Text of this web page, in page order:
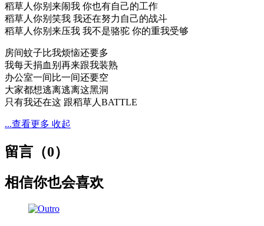
稻草人你别来闹我 你也有自己的工作
稻草人你别笑我 我还在努力自己的战斗
稻草人你别来压我 我不是骆驼 你的重我受够
房间蚊子比我烦恼还要多
我每天捐血别再来跟我装熟
办公室一间比一间还要空
大家都想逃离逃离这黑洞
只有我还在这 跟稻草人BATTLE
...查看更多 收起
留言（0）
相信你也会喜欢